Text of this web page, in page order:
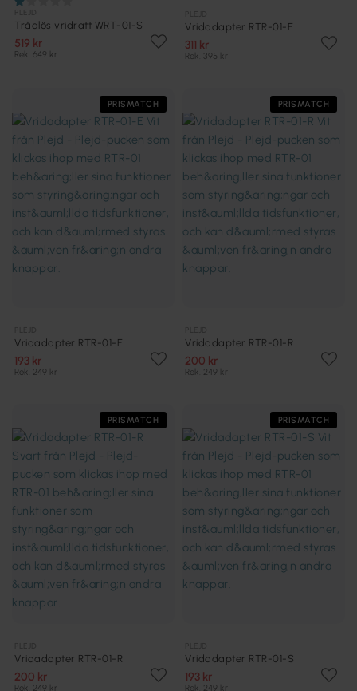
Trådlös vridratt WRT-01-S
519 kr
Rek. 649 kr
Vridadapter RTR-01-E
311 kr
Rek. 395 kr
PRISMATCH
Vridadapter RTR-01-E
193 kr
Rek. 249 kr
PRISMATCH
Vridadapter RTR-01-R
200 kr
Rek. 249 kr
PRISMATCH
Vridadapter RTR-01-R
200 kr
Rek. 249 kr
PRISMATCH
Vridadapter RTR-01-S
193 kr
Rek. 249 kr